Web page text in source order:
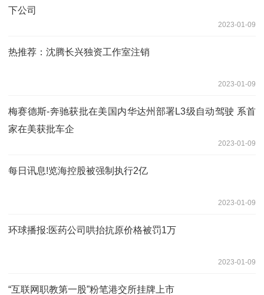
下公司
2023-01-09
热推荐：沈腾长兴独资工作室注销
2023-01-09
梅赛德斯-奔驰获批在美国内华达州部署L3级自动驾驶 系首
家在美获批车企
2023-01-09
每日讯息!览海控股被强制执行2亿
2023-01-09
环球播报:医药公司哄抬抗原价格被罚1万
2023-01-09
“互联网职教第一股”粉笔港交所挂牌上市